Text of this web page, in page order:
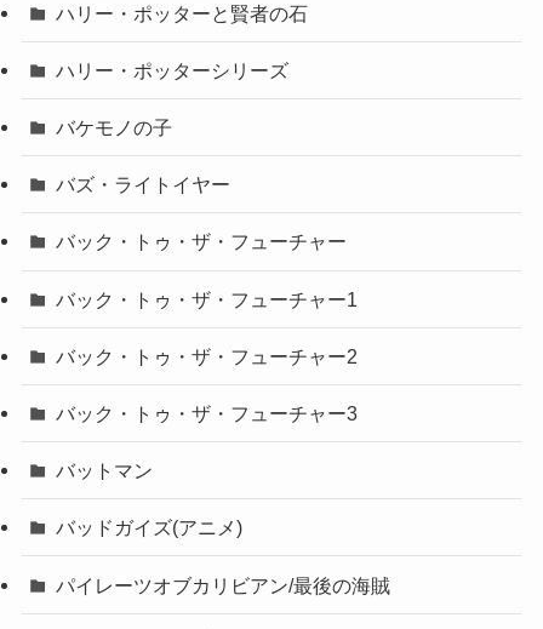
ハリー・ポッターと賢者の石
ハリー・ポッターシリーズ
バケモノの子
バズ・ライトイヤー
バック・トゥ・ザ・フューチャー
バック・トゥ・ザ・フューチャー1
バック・トゥ・ザ・フューチャー2
バック・トゥ・ザ・フューチャー3
バットマン
バッドガイズ(アニメ)
パイレーツオブカリビアン/最後の海賊